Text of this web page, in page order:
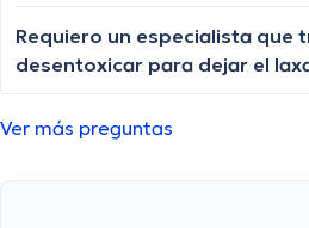
Cali pero no me supo explicar
trabajo o no nadamas me dijo
Requiero un especialista que
desentoxicar para dejar el
Ver más preguntas